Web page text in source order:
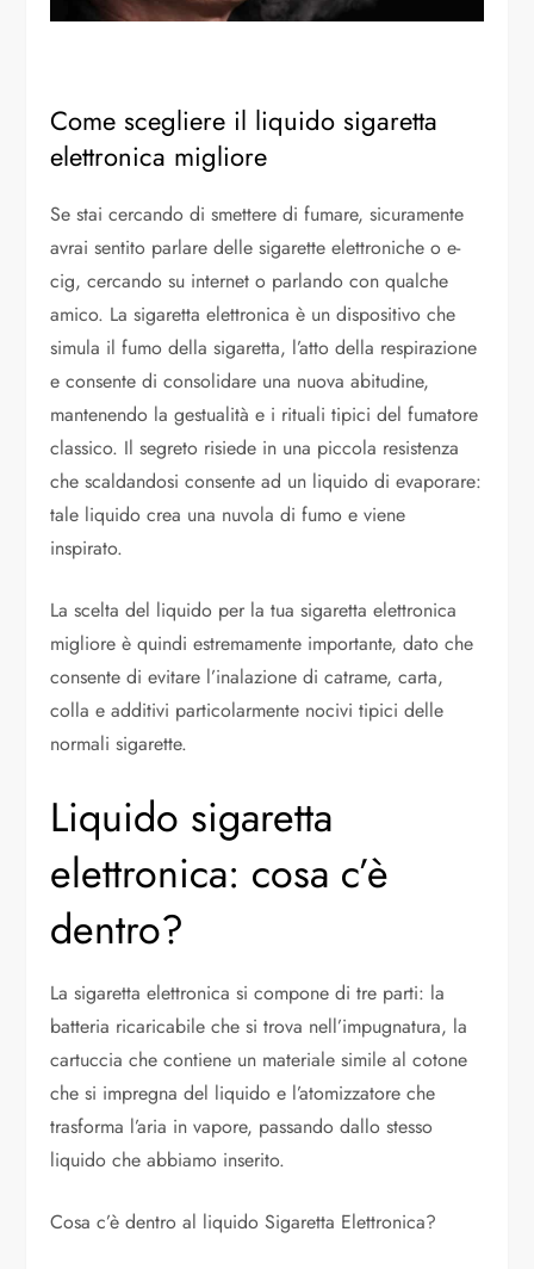
Come scegliere il liquido sigaretta
elettronica migliore
Se stai cercando di smettere di fumare, sicuramente
avrai sentito parlare delle sigarette elettroniche o e-
cig, cercando su internet o parlando con qualche
amico. La sigaretta elettronica è un dispositivo che
simula il fumo della sigaretta, l’atto della respirazione
e consente di consolidare una nuova abitudine,
mantenendo la gestualità e i rituali tipici del fumatore
classico. Il segreto risiede in una piccola resistenza
che scaldandosi consente ad un liquido di evaporare:
tale liquido crea una nuvola di fumo e viene
inspirato.
La scelta del liquido per la tua sigaretta elettronica
migliore è quindi estremamente importante, dato che
consente di evitare l’inalazione di catrame, carta,
colla e additivi particolarmente nocivi tipici delle
normali sigarette.
Liquido sigaretta
elettronica: cosa c’è
dentro?
La sigaretta elettronica si compone di tre parti: la
batteria ricaricabile che si trova nell’impugnatura, la
cartuccia che contiene un materiale simile al cotone
che si impregna del liquido e l’atomizzatore che
trasforma l’aria in vapore, passando dallo stesso
liquido che abbiamo inserito.
Cosa c’è dentro al liquido Sigaretta Elettronica?